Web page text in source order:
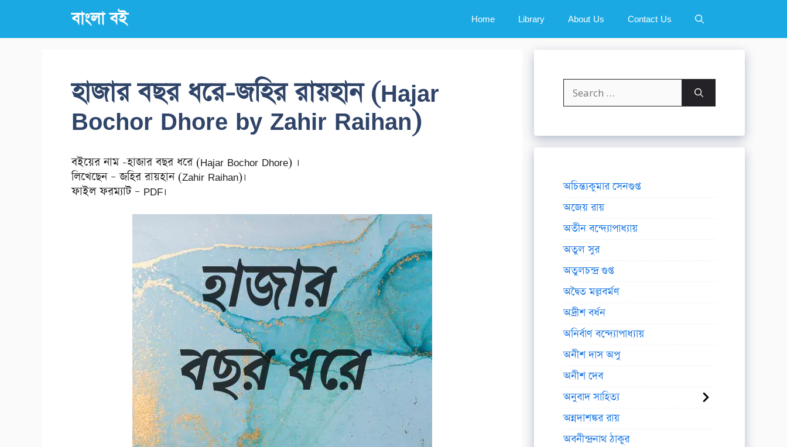
content
বাংলা বই Home Library About Us Contact Us
হাজার বছর ধরে-জহির রায়হান (Hajar
Bochor Dhore by Zahir Raihan)
বইয়ের নাম -হাজার বছর ধরে (Hajar Bochor Dhore) ।
লিখেছেন – জহির রায়হান (Zahir Raihan)।
ফাইল ফরম্যাট – PDF।
Search
for:
অচিন্ত্যকুমার সেনগুপ্ত
অজেয় রায়
অতীন বন্দ্যোপাধ্যায়
অতুল সুর
অতুলচন্দ্র গুপ্ত
অদ্বৈত মল্লবর্মণ
অদ্রীশ বর্ধন
অনির্বাণ বন্দ্যোপাধ্যায়
অনীশ দাস অপু
অনীশ দেব
অনুবাদ সাহিত্য
অন্নদাশঙ্কর রায়
অবনীন্দ্রনাথ ঠাকুর